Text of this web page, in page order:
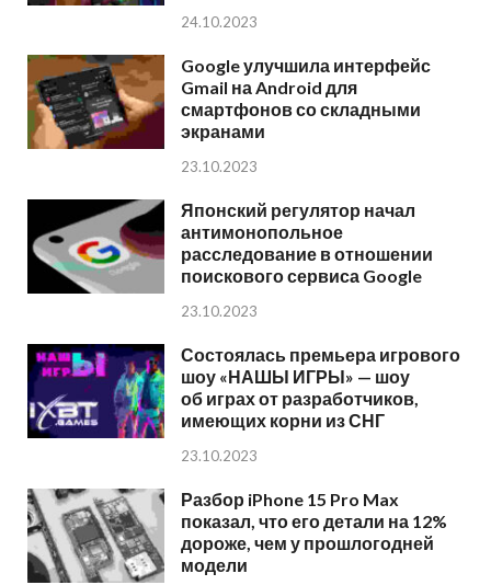
24.10.2023
Google улучшила интерфейс
Gmail на Android для
смартфонов со складными
экранами
23.10.2023
Японский регулятор начал
антимонопольное
расследование в отношении
поискового сервиса Google
23.10.2023
Состоялась премьера игрового
шоу «НАШЫ ИГРЫ» — шоу
об играх от разработчиков,
имеющих корни из СНГ
23.10.2023
Разбор iPhone 15 Pro Max
показал, что его детали на 12%
дороже, чем у прошлогодней
модели